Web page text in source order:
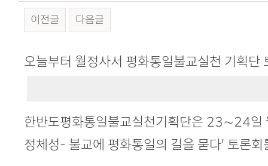
이전글 다음글
본문
오늘부터 월정사서 평화통일불교실천 기획단
한반도평화통일불교실천기획단은 23∼24일
정체성- 불교에 평화통일의 길을 묻다’ 토론